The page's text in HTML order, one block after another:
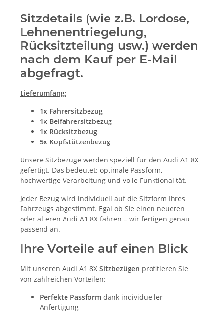
Sitzdetails (wie z.B. Lordose,
Lehnenentriegelung,
Rücksitzteilung usw.) werden
nach dem Kauf per E-Mail
abgefragt.
Lieferumfang:
1x Fahrersitzbezug
1x Beifahrersitzbezug
1x Rücksitzbezug
5x Kopfstützenbezug
Unsere Sitzbezüge werden speziell für den Audi A1 8X
gefertigt. Das bedeutet: optimale Passform,
hochwertige Verarbeitung und volle Funktionalität.
Jeder Bezug wird individuell auf die Sitzform Ihres
Fahrzeugs abgestimmt. Egal ob Sie einen neueren
oder älteren Audi A1 8X fahren – wir fertigen genau
passend an.
Ihre Vorteile auf einen Blick
Mit unseren Audi A1 8X Sitzbezügen profitieren Sie
von zahlreichen Vorteilen:
Perfekte Passform dank individueller
Anfertigung